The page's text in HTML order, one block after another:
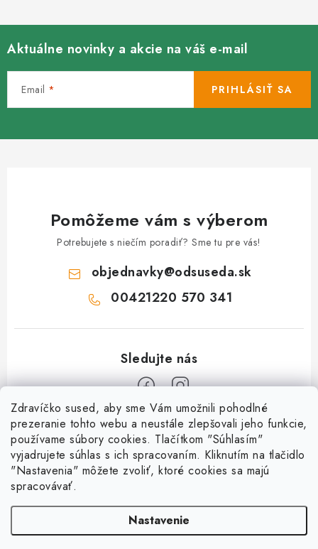
Zdravíčko sused, aby sme Vám umožnili pohodlné
prezeranie tohto webu a neustále zlepšovali jeho funkcie,
používame súbory cookies. Tlačítkom "Súhlasím"
vyjadrujete súhlas s ich spracovaním. Kliknutím na tlačidlo
"Nastavenia" môžete zvoliť, ktoré cookies sa majú
spracovávať.
Nastavenie
Aktuálne novinky a akcie na váš e-mail
Email PRIHLÁSIŤ SA
Pomôžeme vám s výberom
Potrebujete s niečím poradiť? Sme tu pre vás!
objednavky@odsuseda.sk
00421220 570 341
O nás
Kontakty
Susedov blog
Všetko o nákupe
Dokumenty